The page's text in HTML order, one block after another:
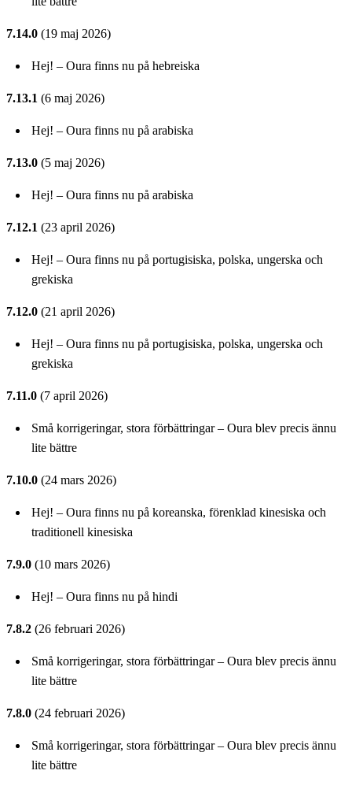
7.14.0 (19 maj 2026)
Hej! – Oura finns nu på hebreiska
7.13.1 (6 maj 2026)
Hej! – Oura finns nu på arabiska
7.13.0 (5 maj 2026)
Hej! – Oura finns nu på arabiska
7.12.1 (23 april 2026)
Hej! – Oura finns nu på portugisiska, polska, ungerska och
grekiska
7.12.0 (21 april 2026)
Hej! – Oura finns nu på portugisiska, polska, ungerska och
grekiska
7.11.0 (7 april 2026)
Små korrigeringar, stora förbättringar – Oura blev precis ännu
lite bättre
7.10.0 (24 mars 2026)
Hej! – Oura finns nu på koreanska, förenklad kinesiska och
traditionell kinesiska
7.9.0 (10 mars 2026)
Hej! – Oura finns nu på hindi
7.8.2 (26 februari 2026)
Små korrigeringar, stora förbättringar – Oura blev precis ännu
lite bättre
7.8.0 (24 februari 2026)
Små korrigeringar, stora förbättringar – Oura blev precis ännu
lite bättre